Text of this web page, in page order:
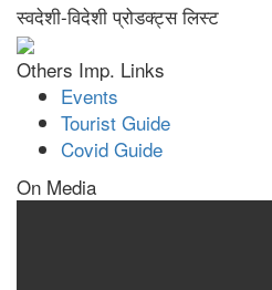
स्वदेशी-विदेशी प्रोडक्ट्स लिस्ट
Others Imp. Links
Events
Tourist Guide
Covid Guide
On Media